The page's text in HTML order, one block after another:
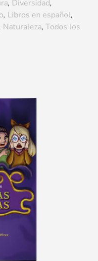
, Diversidad,
, Libros en español,
Naturaleza, Todos los